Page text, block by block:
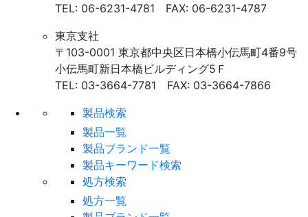
TEL: 06-6231-4781 FAX: 06-6231-4787
東京支社
〒103-0001 東京都中央区日本橋小伝馬町4番9号
小伝馬町新日本橋ビルディング5Ｆ
TEL: 03-3664-7781 FAX: 03-3664-7866
製品検索
製品一覧
製品ブランド一覧
製品キーワード検索
処方検索
処方一覧